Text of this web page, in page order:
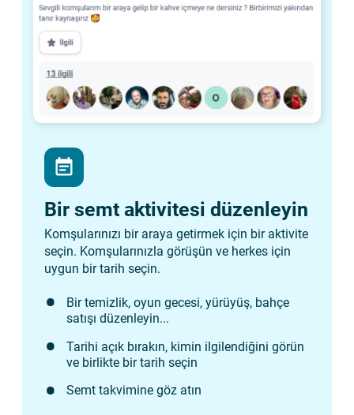
event_note
Bir semt aktivitesi düzenleyin
Komşularınızı bir araya getirmek için bir aktivite
seçin. Komşularınızla görüşün ve herkes için
uygun bir tarih seçin.
Bir temizlik, oyun gecesi, yürüyüş, bahçe
satışı düzenleyin...
Tarihi açık bırakın, kimin ilgilendiğini görün
ve birlikte bir tarih seçin
Semt takvimine göz atın